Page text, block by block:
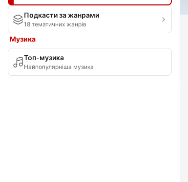
Подкасти за жанрами
18 тематичних жанрів
Музика
Топ-музика
Найпопулярніша музика